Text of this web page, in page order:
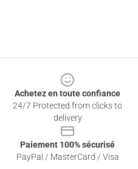
Achetez en toute confiance
24/7 Protected from clicks to
delivery
Paiement 100% sécurisé
PayPal / MasterCard / Visa